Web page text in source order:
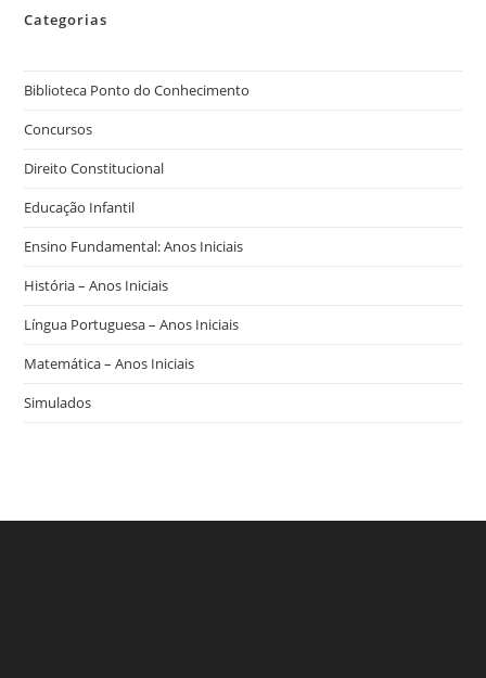
Categorias
Biblioteca Ponto do Conhecimento
Concursos
Direito Constitucional
Educação Infantil
Ensino Fundamental: Anos Iniciais
História – Anos Iniciais
Língua Portuguesa – Anos Iniciais
Matemática – Anos Iniciais
Simulados